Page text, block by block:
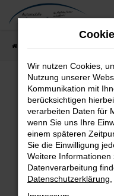
Zum
Fehler:
Beim Laden ist ein
Hier sind ein paar
Überprüfe
Laden andere
Wir nutzen Cookies,
Nutzung unserer
Kommunikation mit
berücksichtigen
verarbeiten Daten für
wenn Sie uns Ihre
einem späteren
Sie die Einwilligung
Weitere Informationen
Datenverarbeitung
Datenschutzerklärung